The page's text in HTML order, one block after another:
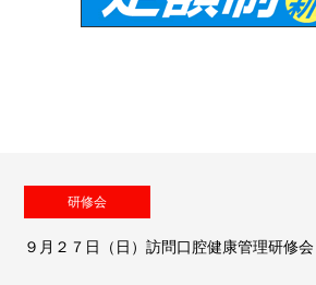
研修会
９月２７日（日）訪問口腔健康管理研